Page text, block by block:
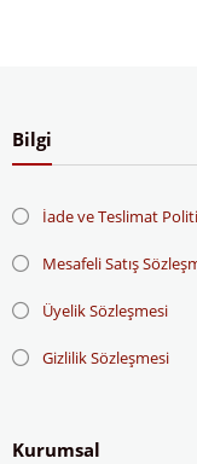
Bilgi
İade ve Teslimat
Mesafeli Satış
Üyelik Sözleşmesi
Gizlilik Sözleşmesi
Kurumsal